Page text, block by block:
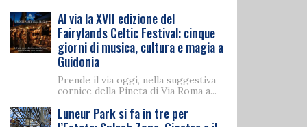
Al via la XVII edizione del
Fairylands Celtic Festival: cinque
giorni di musica, cultura e magia a
Guidonia
Prende il via oggi, nella suggestiva
cornice della Pineta di Via Roma a...
Luneur Park si fa in tre per